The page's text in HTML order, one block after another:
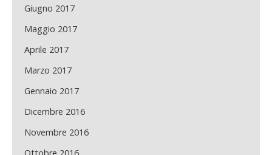
Giugno 2017
Maggio 2017
Aprile 2017
Marzo 2017
Gennaio 2017
Dicembre 2016
Novembre 2016